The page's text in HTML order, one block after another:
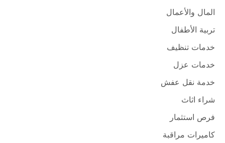
المال والأعمال
تربية الأطفال
خدمات تنظيف
خدمات عزل
خدمة نقل عفش
شراء اثاث
فرص استثمار
كاميرات مراقبة